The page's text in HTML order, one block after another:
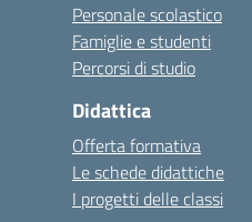
Personale scolastico
Famiglie e studenti
Percorsi di studio
Didattica
Offerta formativa
Le schede didattiche
I progetti delle classi